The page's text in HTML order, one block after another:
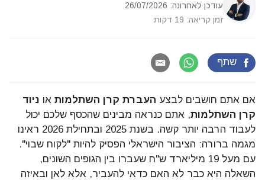
עודכן לאחרונה: 26/07/2026
זמן קריאה: 19 דקות
שתף
אם אתם חושבים לבצע העברת קרן השתלמות או ניוד
קרן השתלמות, אתם כנראה מבינים שהכסף שלכם יכול
לעבוד הרבה יותר קשה. בשנת 2025 ובתחילת 2026 ראינו
מגמה ברורה: הציבור הישראלי הפסיק להיות "לקוח שבוי".
עם מעל 19 מיליארד ש"ח שעברו בין הגופים השונים,
השאלה היא כבר לא האם כדאי להעביר, אלא לאן ובאיזה